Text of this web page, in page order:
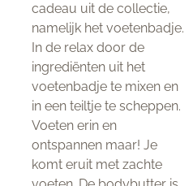
cadeau uit de collectie,
namelijk het voetenbadje.
In de relax door de
ingrediënten uit het
voetenbadje te mixen en
in een teiltje te scheppen.
Voeten erin en
ontspannen maar! Je
komt eruit met zachte